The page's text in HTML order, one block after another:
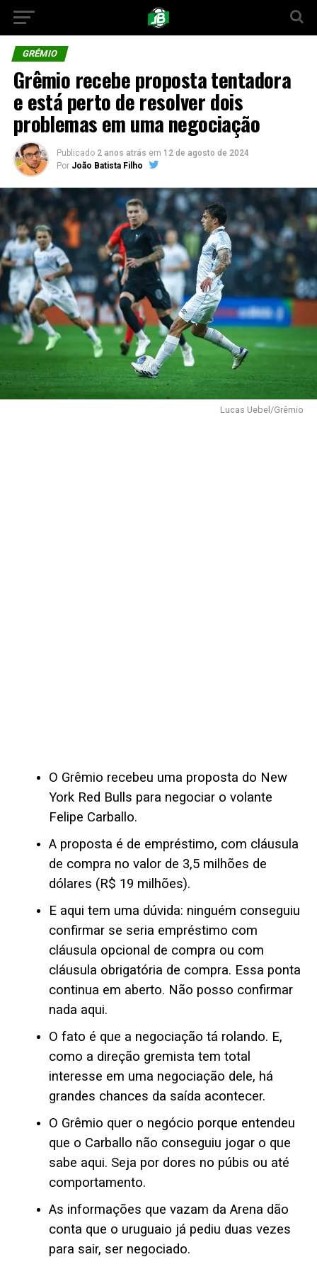
GRÊMIO
Grêmio recebe proposta tentadora
e está perto de resolver dois
problemas em uma negociação
Publicado 2 anos atrás em 12 de agosto de 2024
Por João Batista Filho
Lucas Uebel/Grêmio
O Grêmio recebeu uma proposta do New
York Red Bulls para negociar o volante
Felipe Carballo.
A proposta é de empréstimo, com cláusula
de compra no valor de 3,5 milhões de
dólares (R$ 19 milhões).
E aqui tem uma dúvida: ninguém conseguiu
confirmar se seria empréstimo com
cláusula opcional de compra ou com
cláusula obrigatória de compra. Essa ponta
continua em aberto. Não posso confirmar
nada aqui.
O fato é que a negociação tá rolando. E,
como a direção gremista tem total
interesse em uma negociação dele, há
grandes chances da saída acontecer.
O Grêmio quer o negócio porque entendeu
que o Carballo não conseguiu jogar o que
sabe aqui. Seja por dores no púbis ou até
comportamento.
As informações que vazam da Arena dão
conta que o uruguaio já pediu duas vezes
para sair, ser negociado.